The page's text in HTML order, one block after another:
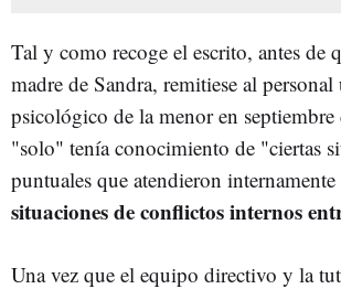
Tal y como recoge el escrito, antes de
madre de Sandra, remitiese al
psicológico de la menor en septiembre
"solo" tenía conocimiento de "ciertas
puntuales que atendieron
situaciones de conflictos internos
Una vez que el equipo directivo y la